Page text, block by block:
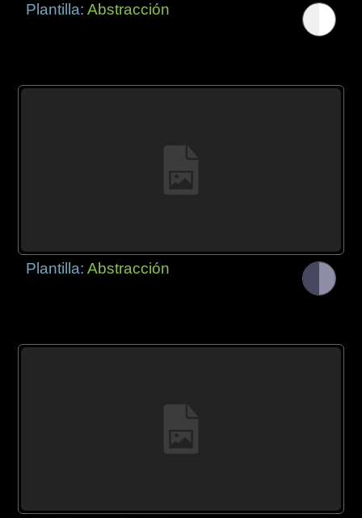
Plantilla:Abstracción
Plantilla:Abstracción